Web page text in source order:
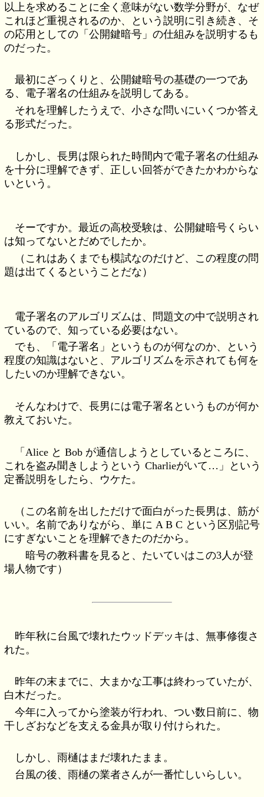
以上を求めることに全く意味がない数学分野が、なぜ
これほど重視されるのか、という説明に引き続き、そ
の応用としての「公開鍵暗号」の仕組みを説明するも
のだった。
最初にざっくりと、公開鍵暗号の基礎の一つであ
る、電子署名の仕組みを説明してある。
それを理解したうえで、小さな問いにいくつか答え
る形式だった。
しかし、長男は限られた時間内で電子署名の仕組み
を十分に理解できず、正しい回答ができたかわからな
いという。
そーですか。最近の高校受験は、公開鍵暗号くらい
は知ってないとだめでしたか。
（これはあくまでも模試なのだけど、この程度の問
題は出てくるということだな）
電子署名のアルゴリズムは、問題文の中で説明され
ているので、知っている必要はない。
でも、「電子署名」というものが何なのか、という
程度の知識はないと、アルゴリズムを示されても何を
したいのか理解できない。
そんなわけで、長男には電子署名というものが何か
教えておいた。
「Alice と Bob が通信しようとしているところに、
これを盗み聞きしようという Charlieがいて…」という
定番説明をしたら、ウケた。
（この名前を出しただけで面白がった長男は、筋が
いい。名前でありながら、単に A B C という区別記号
にすぎないことを理解できたのだから。
暗号の教科書を見ると、たいていはこの3人が登
場人物です）
昨年秋に台風で壊れたウッドデッキは、無事修復さ
れた。
昨年の末までに、大まかな工事は終わっていたが、
白木だった。
今年に入ってから塗装が行われ、つい数日前に、物
干しざおなどを支える金具が取り付けられた。
しかし、雨樋はまだ壊れたまま。
台風の後、雨樋の業者さんが一番忙しいらしい。